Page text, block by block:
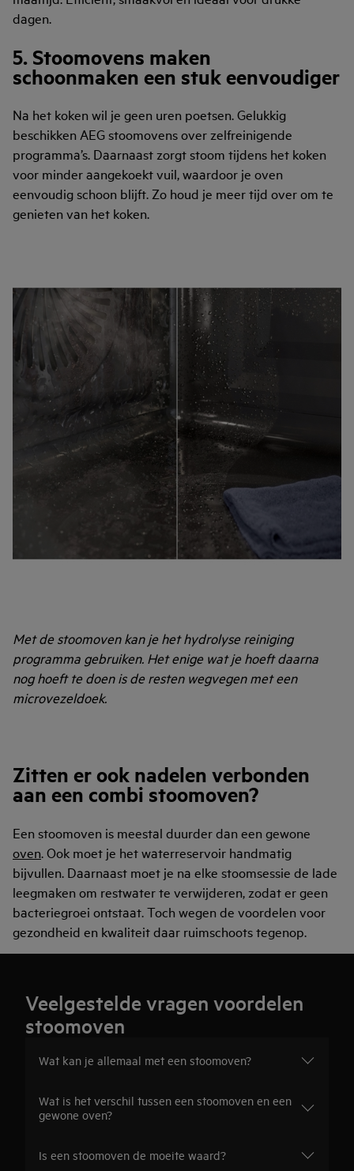
dagen.
5. Stoomovens maken
schoonmaken een stuk eenvoudiger
Na het koken wil je geen uren poetsen. Gelukkig
beschikken AEG stoomovens over zelfreinigende
programma’s. Daarnaast zorgt stoom tijdens het koken
voor minder aangekoekt vuil, waardoor je oven
eenvoudig schoon blijft. Zo houd je meer tijd over om te
genieten van het koken.
Met de stoomoven kan je het hydrolyse reiniging
programma gebruiken. Het enige wat je hoeft daarna
nog hoeft te doen is de resten wegvegen met een
microvezeldoek.
Zitten er ook nadelen verbonden
aan een combi stoomoven?
Een stoomoven is meestal duurder dan een gewone
oven. Ook moet je het waterreservoir handmatig
bijvullen. Daarnaast moet je na elke stoomsessie de lade
leegmaken om restwater te verwijderen, zodat er geen
bacteriegroei ontstaat. Toch wegen de voordelen voor
gezondheid en kwaliteit daar ruimschoots tegenop.
Veelgestelde vragen voordelen
stoomoven
Wat kan je allemaal met een stoomoven?
Wat is het verschil tussen een stoomoven en een
gewone oven?
Is een stoomoven de moeite waard?